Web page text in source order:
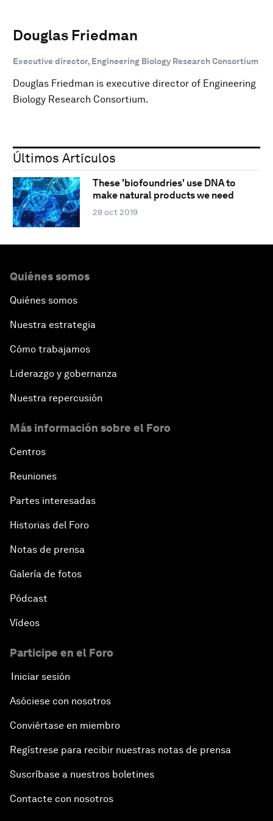
Douglas Friedman
Executive director, Engineering Biology Research Consortium
Douglas Friedman is executive director of Engineering
Biology Research Consortium.
Últimos Artículos
These 'biofoundries' use DNA to
make natural products we need
28 oct 2019
Quiénes somos
Quiénes somos
Nuestra estrategia
Cómo trabajamos
Liderazgo y gobernanza
Nuestra repercusión
Más información sobre el Foro
Centros
Reuniones
Partes interesadas
Historias del Foro
Notas de prensa
Galería de fotos
Pódcast
Vídeos
Participe en el Foro
Iniciar sesión
Asóciese con nosotros
Conviértase en miembro
Regístrese para recibir nuestras notas de prensa
Suscríbase a nuestros boletines
Contacte con nosotros